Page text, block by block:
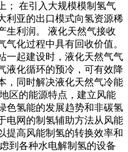
； 在引入大规模模制氢气
利亚的出口模式向氢资源稀
生利润。 液化天然气接收
化过程中具有回收价值。
一起建设时，液化天然气气
液化循环的预冷，可有效降
，同时解决液化天然气冷能
区的能源特点，建立风能
色氢能的发展趋势和非碳氢
电网的制氢辅助方法从风能
提高风能制氢的转换效率和
到各种水电解制氢的设备